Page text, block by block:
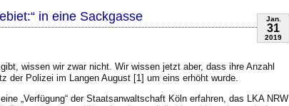
Jan.
31
2019
in eine Sackgasse
wissen wir zwar nicht. Wir wissen jetzt aber, dass ihre Anzahl
der Polizei im Langen August [1] um eins erhöht wurde.
„Verfügung“ der Staatsanwaltschaft Köln erfahren, das LKA NRW